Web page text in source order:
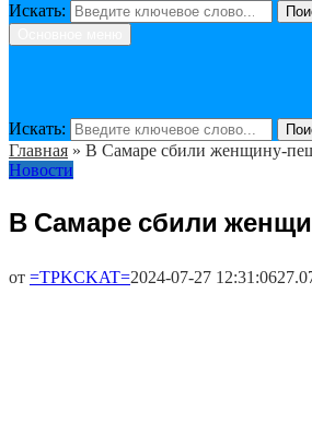
Искать:
Искать:
Главная » В Самаре сбили женщину-
Новости
В Самаре сбили
от =TPKCKAT=2024-07-27 12:31:06